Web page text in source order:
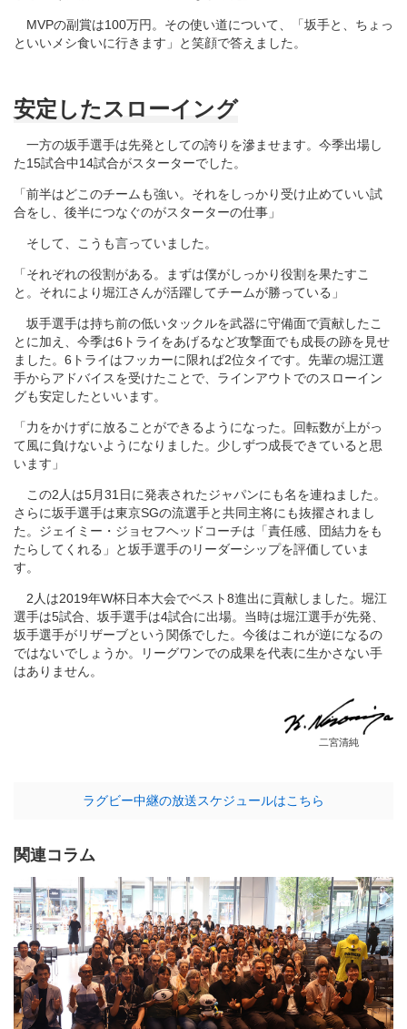
MVPの副賞は100万円。その使い道について、「坂手と、ちょっ
といいメシ食いに行きます」と笑顔で答えました。
安定したスローイング
一方の坂手選手は先発としての誇りを滲ませます。今季出場し
た15試合中14試合がスターターでした。
「前半はどこのチームも強い。それをしっかり受け止めていい試
合をし、後半につなぐのがスターターの仕事」
そして、こうも言っていました。
「それぞれの役割がある。まずは僕がしっかり役割を果たすこ
と。それにより堀江さんが活躍してチームが勝っている」
坂手選手は持ち前の低いタックルを武器に守備面で貢献したこ
とに加え、今季は6トライをあげるなど攻撃面でも成長の跡を見せ
ました。6トライはフッカーに限れば2位タイです。先輩の堀江選
手からアドバイスを受けたことで、ラインアウトでのスローイン
グも安定したといいます。
「力をかけずに放ることができるようになった。回転数が上がっ
て風に負けないようになりました。少しずつ成長できていると思
います」
この2人は5月31日に発表されたジャパンにも名を連ねました。
さらに坂手選手は東京SGの流選手と共同主将にも抜擢されまし
た。ジェイミー・ジョセフヘッドコーチは「責任感、団結力をも
たらしてくれる」と坂手選手のリーダーシップを評価していま
す。
2人は2019年W杯日本大会でベスト8進出に貢献しました。堀江
選手は5試合、坂手選手は4試合に出場。当時は堀江選手が先発、
坂手選手がリザーブという関係でした。今後はこれが逆になるの
ではないでしょうか。リーグワンでの成果を代表に生かさない手
はありません。
二宮清純
ラグビー中継の放送スケジュールはこちら
関連コラム